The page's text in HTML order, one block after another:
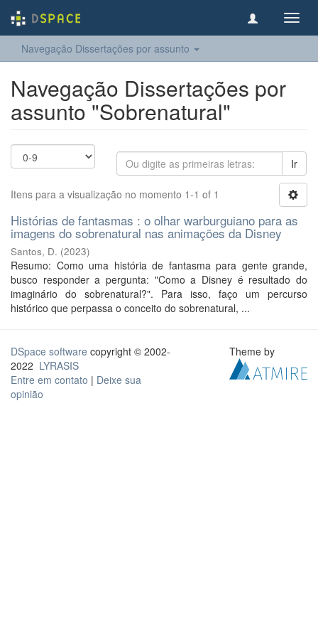
Navegação Dissertações por assunto
Navegação Dissertações por
assunto "Sobrenatural"
Ir
Itens para a visualização no momento 1-1 of 1
Histórias de fantasmas : o olhar warburguiano para as
imagens do sobrenatural nas animações da Disney
Santos, D. (2023)
Resumo: Como uma história de fantasma para gente grande,
busco responder a pergunta: "Como a Disney é resultado do
imaginário do sobrenatural?". Para isso, faço um percurso
histórico que perpassa o conceito do sobrenatural, ...
DSpace software copyright © 2002-
2022 LYRASIS
Entre em contato | Deixe sua
opinião
Theme by